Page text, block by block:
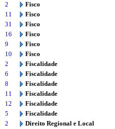
2
Fisco
11
Fisco
31
Fisco
16
Fisco
9
Fisco
10
Fisco
2
Fiscalidade
6
Fiscalidade
8
Fiscalidade
11
Fiscalidade
12
Fiscalidade
5
Fiscalidade
2
Direito Regional e Local